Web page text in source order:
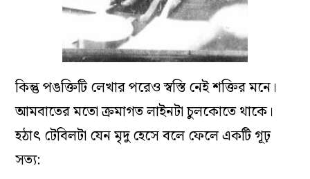
কিন্তু পঙক্তিটি লেখার পরেও স্বস্তি নেই শক্তির মনে।
আমবাতের মতো ক্রমাগত লাইনটা চুলকোতে থাকে।
হঠাৎ টেবিলটা যেন মৃদু হেসে বলে ফেলে একটি গূঢ়
সত্য: